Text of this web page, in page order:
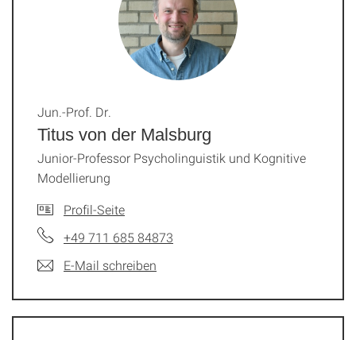
Titus von der Malsburg
Jun.-Prof. Dr.
Junior-Professor Psycholinguistik und Kognitive
Modellierung
Profil-Seite
+49 711 685 84873
E-Mail schreiben